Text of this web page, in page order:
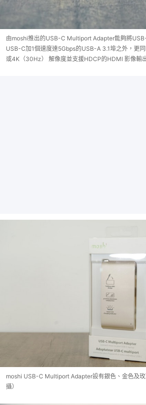
由moshi推出的USB-C Multiport Adapter能夠將
USB-C加1個速度達5Gbps的USB-A 3.1埠之外，更
或4K（30Hz） 解像度並支援HDCP的HDMI 影像輸
moshi USB-C Multiport Adapter設有銀色、金色及
攝）